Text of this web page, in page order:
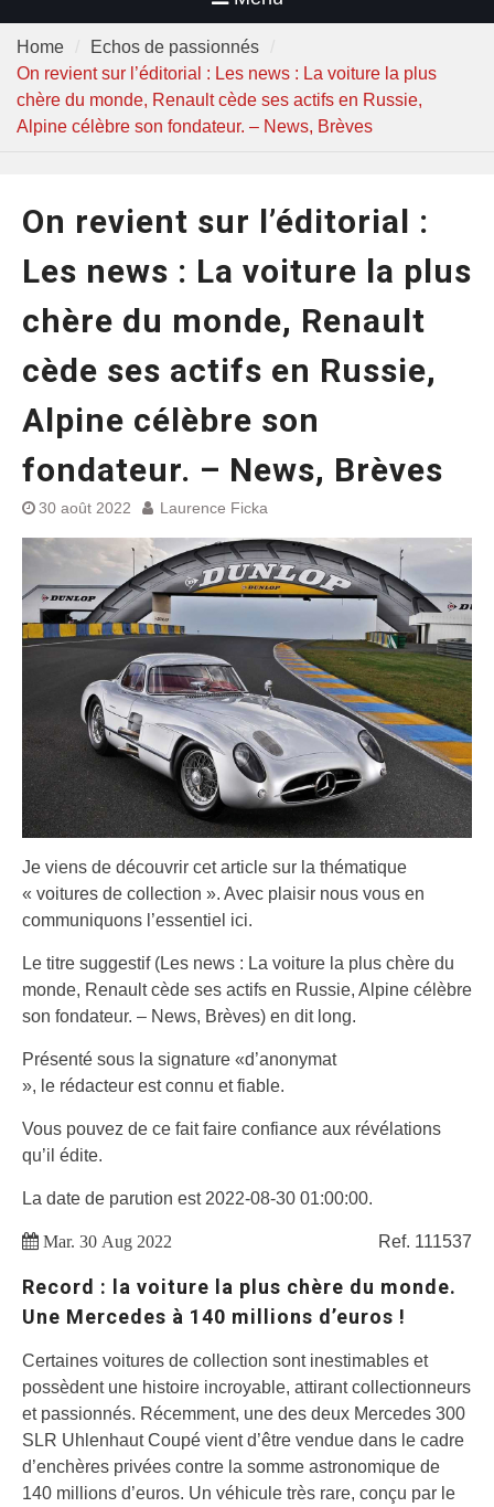
Home
Echos de passionnés
On revient sur l’éditorial : Les news : La voiture la plus
chère du monde, Renault cède ses actifs en Russie,
Alpine célèbre son fondateur. – News, Brèves
On revient sur l’éditorial :
Les news : La voiture la plus
chère du monde, Renault
cède ses actifs en Russie,
Alpine célèbre son
fondateur. – News, Brèves
30 août 2022 Laurence Ficka
Je viens de découvrir cet article sur la thématique
« voitures de collection ». Avec plaisir nous vous en
communiquons l’essentiel ici.
Le titre suggestif (Les news : La voiture la plus chère du
monde, Renault cède ses actifs en Russie, Alpine célèbre
son fondateur. – News, Brèves) en dit long.
Présenté sous la signature «d’anonymat
», le rédacteur est connu et fiable.
Vous pouvez de ce fait faire confiance aux révélations
qu’il édite.
La date de parution est 2022-08-30 01:00:00.
Mar. 30 Aug 2022 Ref. 111537
Record : la voiture la plus chère du monde.
Une Mercedes à 140 millions d’euros !
Certaines voitures de collection sont inestimables et
possèdent une histoire incroyable, attirant collectionneurs
et passionnés. Récemment, une des deux Mercedes 300
SLR Uhlenhaut Coupé vient d’être vendue dans le cadre
d’enchères privées contre la somme astronomique de
140 millions d’euros. Un véhicule très rare, conçu par le